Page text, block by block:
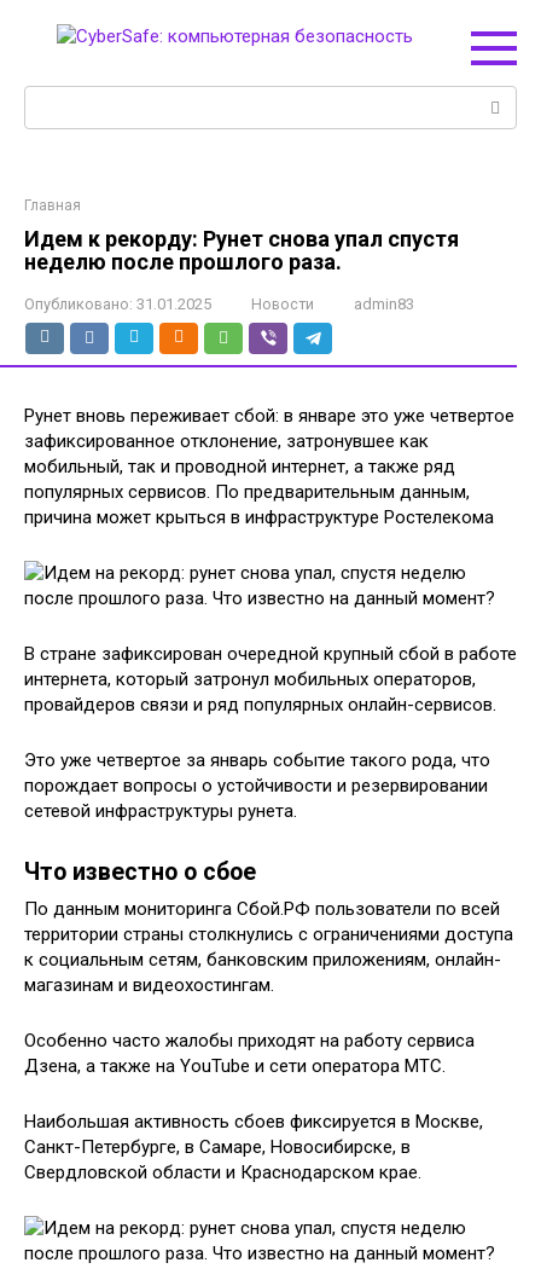
Главная
Идем к рекорду: Рунет снова упал спустя
неделю после прошлого раза.
Опубликовано: 31.01.2025 Новости admin83
Рунет вновь переживает сбой: в январе это уже четвертое
зафиксированное отклонение, затронувшее как
мобильный, так и проводной интернет, а также ряд
популярных сервисов. По предварительным данным,
причина может крыться в инфраструктуре Ростелекома
В стране зафиксирован очередной крупный сбой в работе
интернета, который затронул мобильных операторов,
провайдеров связи и ряд популярных онлайн-сервисов.
Это уже четвертое за январь событие такого рода, что
порождает вопросы о устойчивости и резервировании
сетевой инфраструктуры рунета.
Что известно о сбое
По данным мониторинга Сбой.РФ пользователи по всей
территории страны столкнулись с ограничениями доступа
к социальным сетям, банковским приложениям, онлайн-
магазинам и видеохостингам.
Особенно часто жалобы приходят на работу сервиса
Дзена, а также на YouTube и сети оператора МТС.
Наибольшая активность сбоев фиксируется в Москве,
Санкт-Петербурге, в Самаре, Новосибирске, в
Свердловской области и Краснодарском крае.